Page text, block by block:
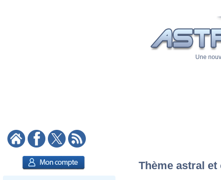
Une
Thème astral